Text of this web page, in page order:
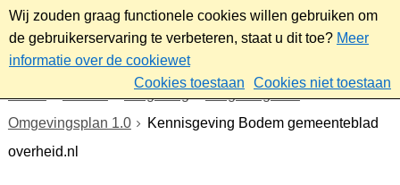
Wij zouden graag functionele cookies willen gebruiken om
de gebruikerservaring te verbeteren, staat u dit toe? Meer
informatie over de cookiewet
Cookies toestaan
Cookies niet toestaan
Omgeving
Omgevingswet
Omgevingsplan 1.0
Kennisgeving Bodem gemeenteblad
overheid.nl